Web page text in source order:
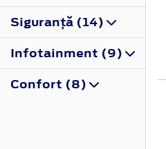
Siguranţă (14)
Infotainment (9)
Confort (8)